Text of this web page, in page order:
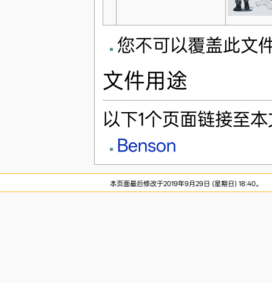
您不可以覆盖此文
文件用途
以下1个页面链接至
Benson
本页面最后修改于2019年9月29日 (星期日) 18:40。